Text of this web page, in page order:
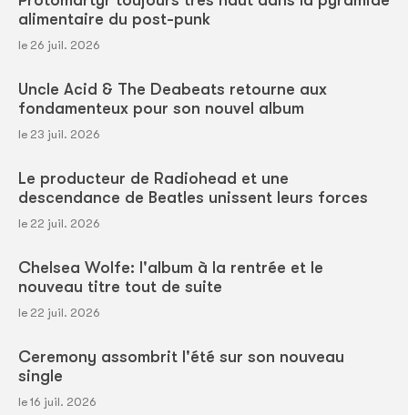
alimentaire du post-punk
le 26 juil. 2026
Uncle Acid & The Deabeats retourne aux
fondamenteux pour son nouvel album
le 23 juil. 2026
Le producteur de Radiohead et une
descendance de Beatles unissent leurs forces
le 22 juil. 2026
Chelsea Wolfe: l'album à la rentrée et le
nouveau titre tout de suite
le 22 juil. 2026
Ceremony assombrit l'été sur son nouveau
single
le 16 juil. 2026